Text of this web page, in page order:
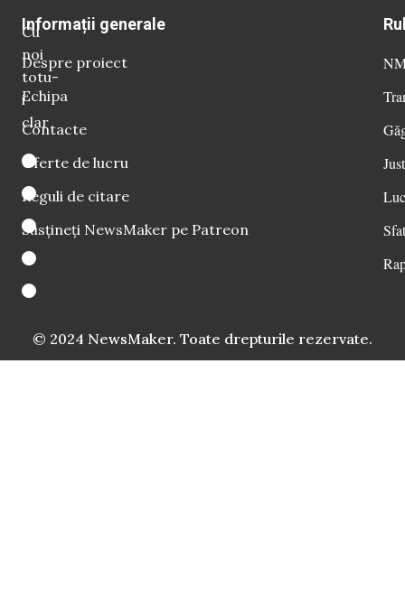
Cu
noi
totu-
i
clar
Informații generale
Despre proiect
Echipa
Contacte
Oferte de lucru
Reguli de citare
Susțineți NewsMaker pe Patreon
© 2024 NewsMaker. Toate drepturile rezervate.